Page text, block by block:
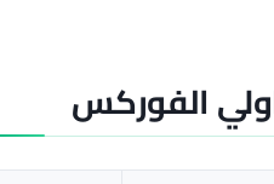
الفوركس